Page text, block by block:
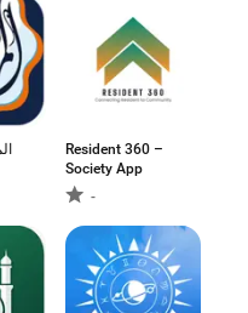
Resident 360 –
Society App
-